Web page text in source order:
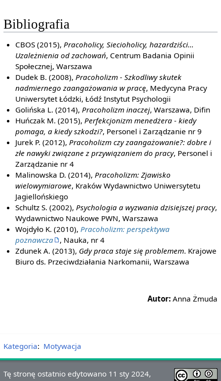
Bibliografia
CBOS (2015),Pracoholicy, Siecioholicy, hazardziści…
Uzależnienia od zachowań, Centrum Badania Opinii
Społecznej, Warszawa
Dudek B. (2008),Pracoholizm - Szkodliwy skutek
nadmiernego zaangażowania w pracę, Medycyna Pracy
Uniwersytet Łódzki, Łódź Instytut Psychologii
Golińska L. (2014),Pracoholizm inaczej, Warszawa, Difin
Huńczak M. (2015),Perfekcjonizm menedżera - kiedy
pomaga, a kiedy szkodzi?, Personel i Zarządzanie nr 9
Jurek P. (2012),Pracoholizm czy zaangażowanie?: dobre i
złe nawyki związane z przywiązaniem do pracy, Personel i
Zarządzanie nr 4
Malinowska D. (2014),Pracoholizm: Zjawisko
wielowymiarowe, Kraków Wydawnictwo Uniwersytetu
Jagiellońskiego
Schultz S. (2002),Psychologia a wyzwania dzisiejszej pracy,
Wydawnictwo Naukowe PWN, Warszawa
Wojdyło K. (2010),Pracoholizm: perspektywa
poznawcza
, Nauka, nr 4
Zdunek A. (2013), Gdy praca staje się problemem. Krajowe
Biuro ds. Przeciwdziałania Narkomanii, Warszawa
Autor: Anna Żmuda
Kategoria: Motywacja
Tę stronę ostatnio edytowano 11 sty 2024,